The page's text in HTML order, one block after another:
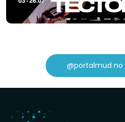
@portalmud